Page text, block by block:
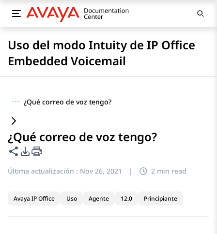
Uso del modo Intuity de IP Office
Embedded Voicemail
··· ¿Qué correo de voz tengo?
¿Qué correo de voz tengo?
Compartir esta página
Opciones de exportación de PDF
Última actualización : Nov 26, 2021 | 2 min read
Avaya IP Office Uso Agente 12.0 Principiante